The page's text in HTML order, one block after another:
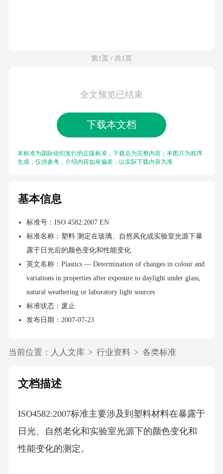
第1页 / 共1页
全文预览已结束
下载本文档
本标准为国际组织发行的正版标准，下载后为完整内容；本图片为程序
生成，仅供参考，介绍内容如有偏差，以实际下载内容为准
基本信息
标准号：ISO 4582:2007 EN
标准名称：塑料 测定在玻璃、自然风化或实验室光源下暴
露于日光后的颜色变化和性能变化
英文名称：Plastics — Determination of changes in colour and
variations in properties after exposure to daylight under glass,
natural weathering or laboratory light sources
标准状态：废止
发布日期：2007-07-23
当前位置： 人人文库 > 行业资料 > 各类标准
文档描述
ISO4582:2007标准主要涉及到塑料材料在暴露于
日光、自然老化和实验室光源下的颜色变化和
性能变化的测定。